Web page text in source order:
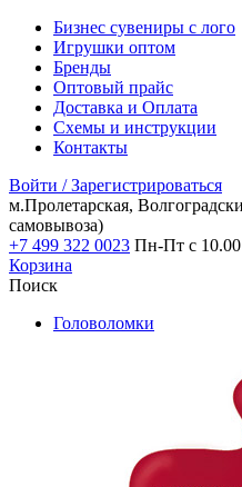
Бизнес сувениры с лого
Игрушки оптом
Бренды
Оптовый прайс
Доставка и Оплата
Схемы и инструкции
Контакты
Войти / Зарегистрироваться
м.Пролетарская,
самовывоза)
+7 499 322 0023 Пн-Пт с
Корзина
Поиск
Головоломки